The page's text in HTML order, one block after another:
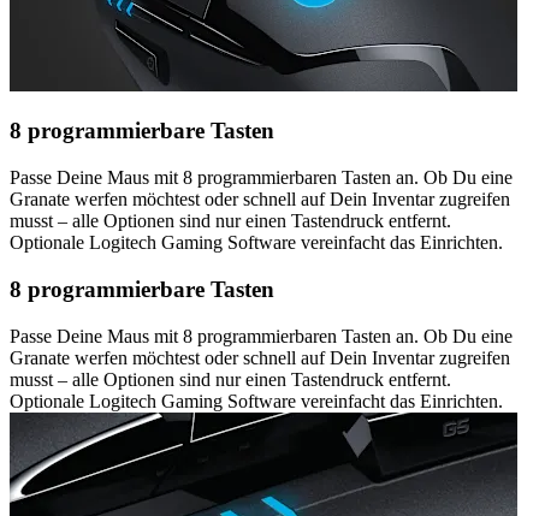
8 programmierbare Tasten
Passe Deine Maus mit 8 programmierbaren Tasten an. Ob Du eine
Granate werfen möchtest oder schnell auf Dein Inventar zugreifen
musst – alle Optionen sind nur einen Tastendruck entfernt.
Optionale Logitech Gaming Software vereinfacht das Einrichten.
8 programmierbare Tasten
Passe Deine Maus mit 8 programmierbaren Tasten an. Ob Du eine
Granate werfen möchtest oder schnell auf Dein Inventar zugreifen
musst – alle Optionen sind nur einen Tastendruck entfernt.
Optionale Logitech Gaming Software vereinfacht das Einrichten.